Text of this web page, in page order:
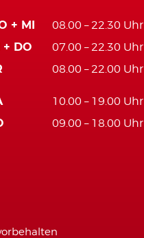
+ MI
08.00 – 22.30 Uhr
+ DO
07.00 – 22.30 Uhr
08.00 – 22.00 Uhr
10.00 – 19.00 Uhr
09.00 – 18.00 Uhr